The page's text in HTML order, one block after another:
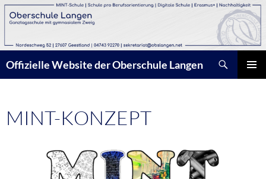
Zum
Inhalt
Offizielle Website der Oberschule Langen
MINT-KONZEPT